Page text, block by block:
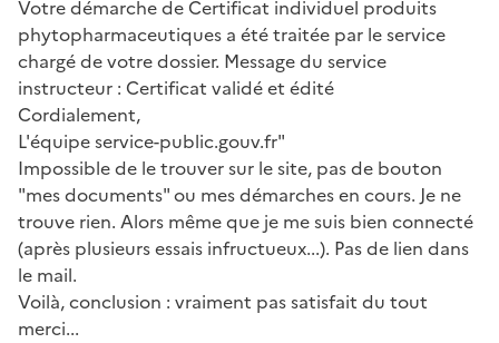
Votre démarche de Certificat individuel produits
phytopharmaceutiques a été traitée par le service
chargé de votre dossier. Message du service
instructeur : Certificat validé et édité
Cordialement,
L'équipe service-public.gouv.fr"
Impossible de le trouver sur le site, pas de bouton
"mes documents" ou mes démarches en cours. Je ne
trouve rien. Alors même que je me suis bien connecté
(après plusieurs essais infructueux...). Pas de lien dans
le mail.
Voilà, conclusion : vraiment pas satisfait du tout
merci...